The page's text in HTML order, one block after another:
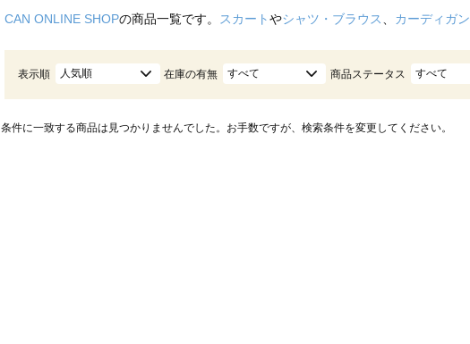
CAN ONLINE SHOPの商品一覧です。 スカートやシャツ・ブラウス カーディガン
表示順 人気順 在庫の有無 すべて 商品ステータス すべて
条件に一致する商品は見つかりませんでした。お手数ですが、検索条件を変更してください。